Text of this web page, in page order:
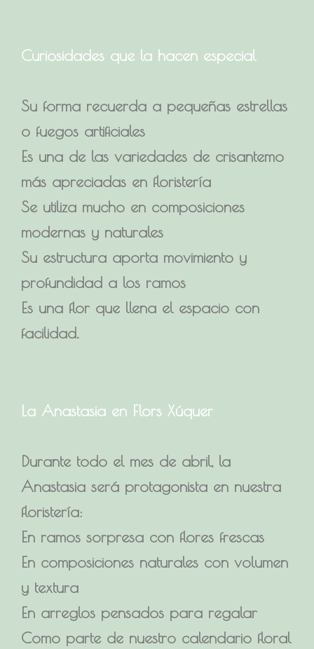
Curiosidades que la hacen especial
Su forma recuerda a pequeñas estrellas
o fuegos artificiales
Es una de las variedades de crisantemo
más apreciadas en floristería
Se utiliza mucho en composiciones
modernas y naturales
Su estructura aporta movimiento y
profundidad a los ramos
Es una flor que llena el espacio con
facilidad.
La Anastasia en Flors Xúquer
Durante todo el mes de abril, la
Anastasia será protagonista en nuestra
floristería:
En ramos sorpresa con flores frescas
En composiciones naturales con volumen
y textura
En arreglos pensados para regalar
Como parte de nuestro calendario floral